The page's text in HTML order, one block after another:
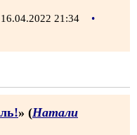
21:34
•
» (Натали